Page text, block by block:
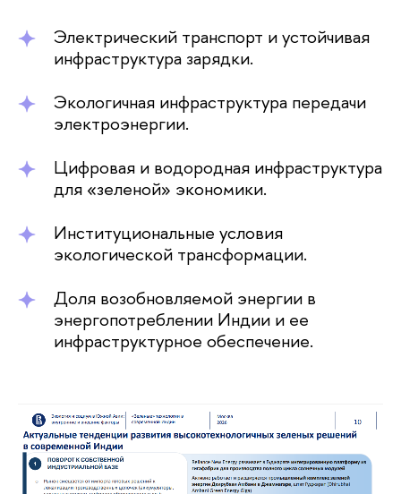
Электрический транспорт и устойчивая
инфраструктура зарядки.
Экологичная инфраструктура передачи
электроэнергии.
Цифровая и водородная инфраструктура
для «зеленой» экономики.
Институциональные условия
экологической трансформации.
Доля возобновляемой энергии в
энергопотреблении Индии и ее
инфраструктурное обеспечение.